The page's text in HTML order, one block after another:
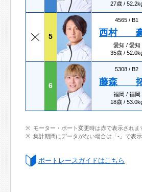
27歳 /
5
4565 / B1
西村
愛知 / 愛知
35歳 /
6
5308 / B2
藤森
福岡 / 福岡
18歳 /
モーター・ボート変更時は赤で表示されま
集計期間にデータがない場合は「-」で表示
ボートレースガイドはこちら